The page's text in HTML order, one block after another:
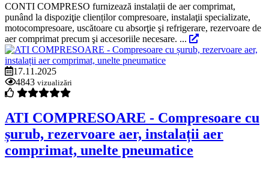
CONTI COMPRESO furnizează instalații de aer comprimat,
punând la dispoziţie clienților compresoare, instalaţii specializate,
motocompresoare, uscătoare cu absorţie şi refrigerare, rezervoare de
aer comprimat precum şi accesoriile necesare. ...
17.11.2025
4843 vizualizări
ATI COMPRESOARE - Compresoare cu
șurub, rezervoare aer, instalații aer
comprimat, unelte pneumatice